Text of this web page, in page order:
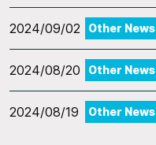
2024/09/02 Other News
2024/08/20 Other News
2024/08/19 Other News